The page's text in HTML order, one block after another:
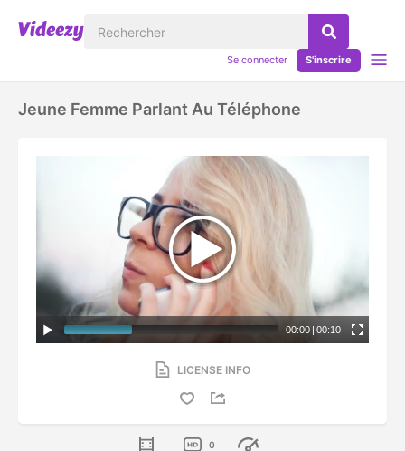
Se connecter S'inscrire
Jeune Femme Parlant Au Téléphone
00:00 | 00:10
LICENSE INFO
0